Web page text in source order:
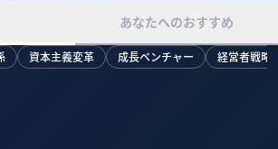
あなたへのおすすめ
資本主義変革 成長ベンチャー 経営者戦略